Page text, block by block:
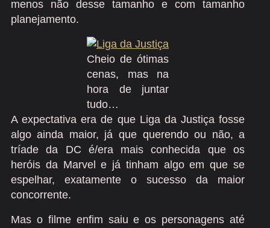
menos não desse tamanho e com tamanho
planejamento.
Cheio de ótimas
cenas, mas na
hora de juntar
tudo…
A expectativa era de que Liga da Justiça fosse
algo ainda maior, já que querendo ou não, a
tríade da DC é/era mais conhecida que os
heróis da Marvel e já tinham algo em que se
espelhar, exatamente o sucesso da maior
concorrente.
Mas o filme enfim saiu e os personagens até